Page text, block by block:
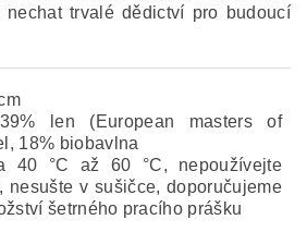
nechat trvalé dědictví pro budoucí
len (European masters of
18% biobavlna
40 °C až 60 °C, nepoužívejte
nesušte v sušičce, doporučujeme
šetrného pracího prášku